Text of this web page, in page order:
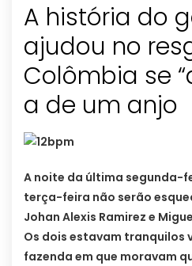
A história do
ajudou no
Colômbia se
a de um anjo
A noite da última segunda-
terça-feira não serão
Johan Alexis Ramirez e
Os dois estavam tranquilos
fazenda em que moravam